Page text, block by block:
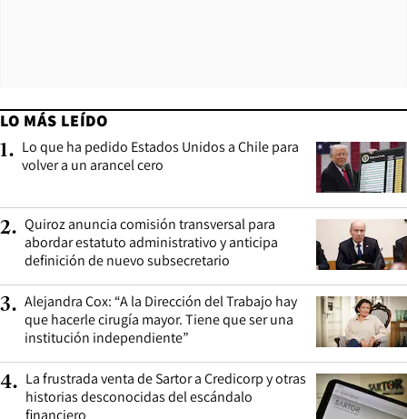
LO MÁS LEÍDO
1. Lo que ha pedido Estados Unidos a Chile para
volver a un arancel cero
2. Quiroz anuncia comisión transversal para
abordar estatuto administrativo y anticipa
definición de nuevo subsecretario
3. Alejandra Cox: “A la Dirección del Trabajo hay
que hacerle cirugía mayor. Tiene que ser una
institución independiente”
4. La frustrada venta de Sartor a Credicorp y otras
historias desconocidas del escándalo
financiero